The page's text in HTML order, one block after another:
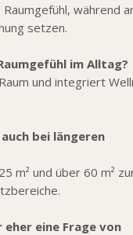
während
setzen.
im Alltag?
und integriert
bei längeren
m² und über 60 m²
eine Frage von